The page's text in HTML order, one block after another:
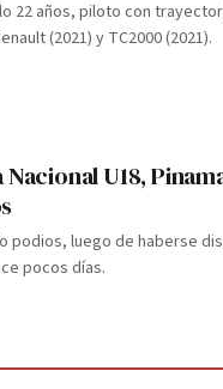
22 años, piloto con
(2021) y TC2000 (2021).
U18,
podios, luego de haberse
pocos días.